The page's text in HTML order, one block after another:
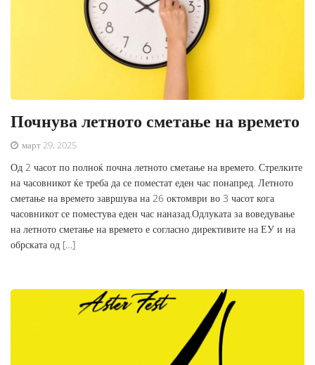
Почнува летното сметање на времето
март 29, 2025
Од 2 часот по полноќ почна летното сметање на времето. Стрелките
на часовникот ќе треба да се поместат еден час понапред. Летното
сметање на времето завршува на 26 октомври во 3 часот кога
часовникот се поместува еден час наназад.Одлуката за воведување
на летното сметање на времето е согласно директивите на ЕУ и на
обрската од […]